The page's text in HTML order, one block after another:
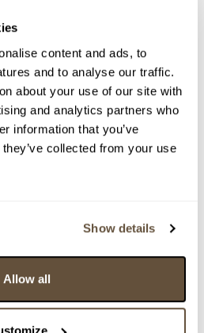
content and ads, to
and to analyse our traffic.
about your use of our site with
and analytics partners who
information that you’ve
collected from your use
Show details
Allow all
Signováno vpravo dole M.